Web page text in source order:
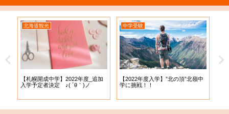
北海道観光
【札幌開成中学】2022年度_追加
入学予定者決定 ♪( ´θ｀)ノ
中学受験
【2022年度入学】”北の頂”北嶺中
学に挑戦！！